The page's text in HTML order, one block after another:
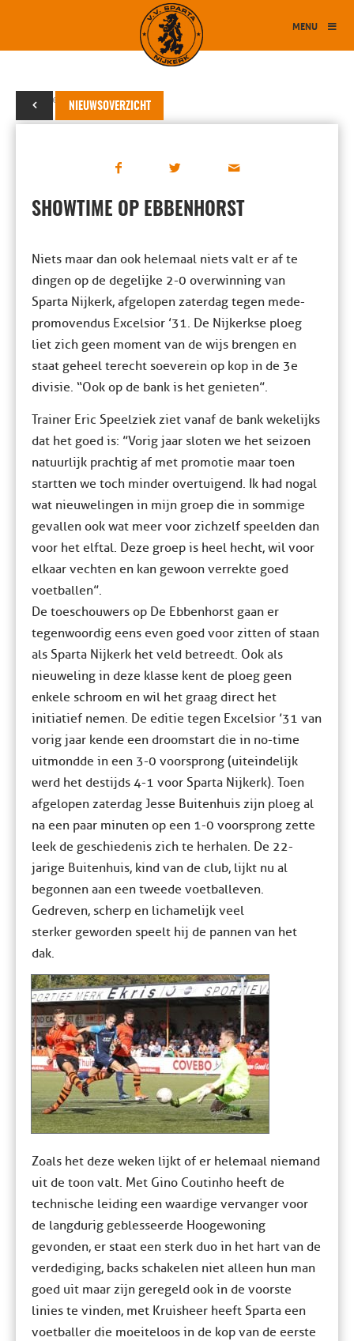
MENU
NIEUWSOVERZICHT
15 september 2019
SHOWTIME OP EBBENHORST
Niets maar dan ook helemaal niets valt er af te
dingen op de degelijke 2-0 overwinning van
Sparta Nijkerk, afgelopen zaterdag tegen mede-
promovendus Excelsior ’31. De Nijkerkse ploeg
liet zich geen moment van de wijs brengen en
staat geheel terecht soeverein op kop in de 3e
divisie. “Ook op de bank is het genieten”.
Trainer Eric Speelziek ziet vanaf de bank wekelijks
dat het goed is: ”Vorig jaar sloten we het seizoen
natuurlijk prachtig af met promotie maar toen
startten we toch minder overtuigend. Ik had nogal
wat nieuwelingen in mijn groep die in sommige
gevallen ook wat meer voor zichzelf speelden dan
voor het elftal. Deze groep is heel hecht, wil voor
elkaar vechten en kan gewoon verrekte goed
voetballen”.
De toeschouwers op De Ebbenhorst gaan er
tegenwoordig eens even goed voor zitten of staan
als Sparta Nijkerk het veld betreedt. Ook als
nieuweling in deze klasse kent de ploeg geen
enkele schroom en wil het graag direct het
initiatief nemen. De editie tegen Excelsior ’31 van
vorig jaar kende een droomstart die in no-time
uitmondde in een 3-0 voorsprong (uiteindelijk
werd het destijds 4-1 voor Sparta Nijkerk). Toen
afgelopen zaterdag Jesse Buitenhuis zijn ploeg al
na een paar minuten op een 1-0 voorsprong zette
leek de geschiedenis zich te herhalen. De 22-
jarige Buitenhuis, kind van de club, lijkt nu al
begonnen aan een tweede voetballeven.
Gedreven, scherp en lichamelijk veel
sterker geworden speelt hij de pannen van het
dak.
Zoals het deze weken lijkt of er helemaal niemand
uit de toon valt. Met Gino Coutinho heeft de
technische leiding een waardige vervanger voor
de langdurig geblesseerde Hoogewoning
gevonden, er staat een sterk duo in het hart van de
verdediging, backs schakelen niet alleen hun man
goed uit maar zijn geregeld ook in de voorste
linies te vinden, met Kruisheer heeft Sparta een
voetballer die moeiteloos in de kop van de eerste